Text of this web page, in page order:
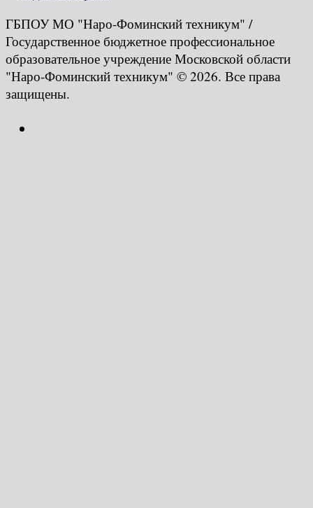
ГБПОУ МО "Наро-Фоминский техникум" /
Государственное бюджетное профессиональное
образовательное учреждение Московской области
"Наро-Фоминский техникум" © 2026. Все права
защищены.